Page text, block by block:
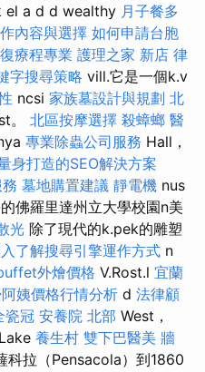
el a d d wealthy 月子餐多
內容與選擇 如何申請台胞
療程專業 護理之家 新店 律
字搜尋策略 vill.它是一個k.v
ncsi 家族墓設計與規劃 北
。 北區按摩選擇 殺蟑螂 醫
專業除蟲公司服務 Hall，
身打造的SEO解決方案
墓地購置建議 靜電機 nus
佛羅里達州立大學校園n美
光 除了現代的k.pek的雕塑
了解搜尋引擎運作方式 n
外燴價格 V.Rost.l 宜蘭
姨價格行情分析 d 法律顧
瓷冠 安養院 北部 West，
Lake 養生村 雙下巴醫美 牆
科拉（Pensacola）到1860